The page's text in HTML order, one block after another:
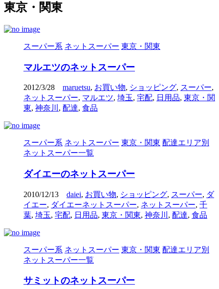
東京・関東
スーパー系 ネットスーパー 東京・関東
マルエツのネットスーパー
2012/3/28 maruetsu, お買い物, ショッピング, スーパー,
ネットスーパー, マルエツ, 埼玉, 宅配, 日用品, 東京・関
東, 神奈川 , 配達, 食品
スーパー系 ネットスーパー 東京・関東 配達エリア別
ネットスーパー一覧
ダイエーのネットスーパー
2010/12/13 daiei, お買い物, ショッピング, スーパー, ダ
イエー, ダイエーネットスーパー, ネットスーパー, 千
葉, 埼玉, 宅配, 日用品, 東京・関東, 神奈川 , 配達, 食品
スーパー系 ネットスーパー 東京・関東 配達エリア別
ネットスーパー一覧
サミットのネットスーパー